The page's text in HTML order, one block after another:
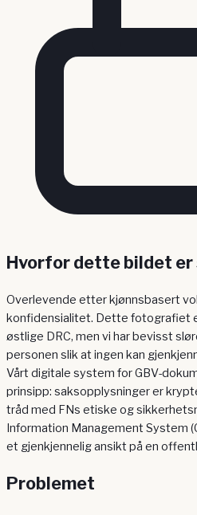
Hvorfor dette bildet
Overlevende etter kjønnsbasert
konfidensialitet. Dette fotografiet
østlige DRC, men vi har bevisst
personen slik at ingen kan
Vårt digitale system for GBV-
prinsipp: saksopplysninger er
tråd med FNs etiske og
Information Management System
et gjenkjennelig ansikt på en
Problemet